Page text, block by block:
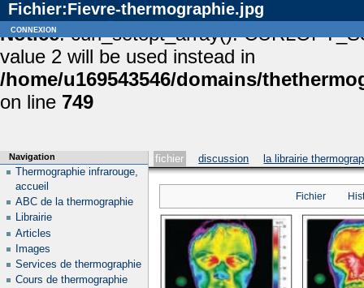
Notice: curl_setopt_array():
value 2 will be used instead in
/home/u169543546/domains/
on line 749
Fichier:Fievre-thermographie.jpg
fichier discussion la librairie
Fichier
Navigation
Thermographie infrarouge,
accueil
ABC de la thermographie
Librairie
Articles
Images
Services de thermographie
Cours de thermographie
connexion